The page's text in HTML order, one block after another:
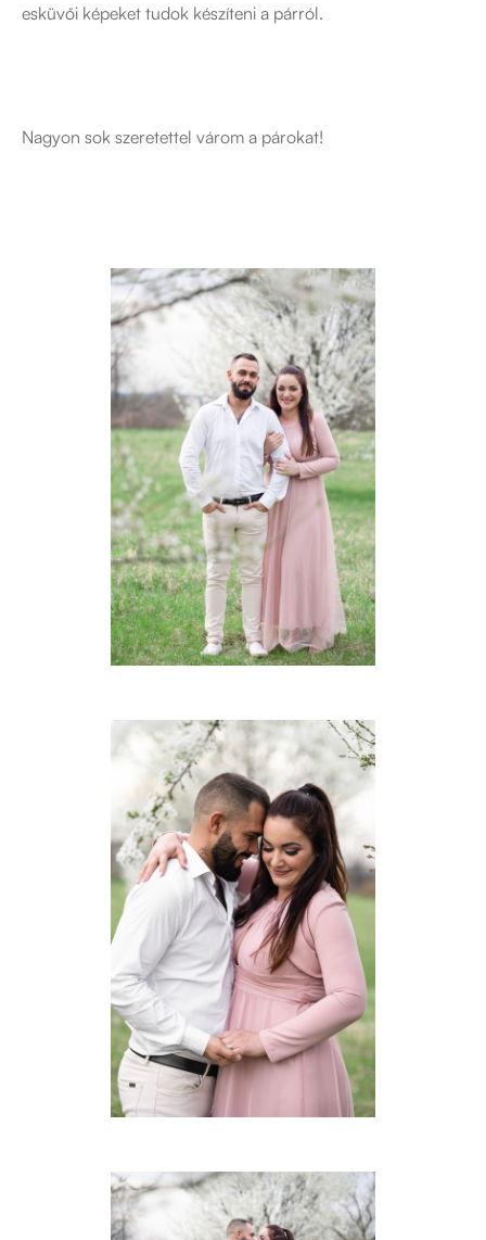
esküvői képeket tudok készíteni a párról.
Nagyon sok szeretettel várom a párokat!